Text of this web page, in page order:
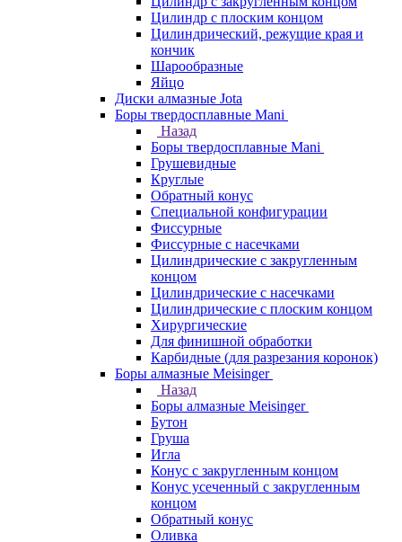
Цилиндр с плоским концом
Цилиндрический, режущие края и
кончик
Шарообразные
Яйцо
Диски алмазные Jota
Боры твердосплавные Mani
Назад
Боры твердосплавные Mani
Грушевидные
Круглые
Обратный конус
Специальной конфигурации
Фиссурные
Фиссурные с насечками
Цилиндрические с закругленным
концом
Цилиндрические с насечками
Цилиндрические с плоским концом
Хирургические
Для финишной обработки
Карбидные (для разрезания коронок)
Боры алмазные Meisinger
Назад
Боры алмазные Meisinger
Бутон
Груша
Игла
Конус c закругленным концом
Конус усеченный c закругленным
концом
Обратный конус
Оливка